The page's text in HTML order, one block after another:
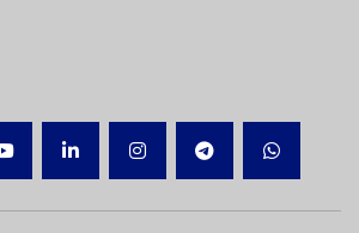
YOUTUBELINKEDININSTAGRAMTELEGRAM